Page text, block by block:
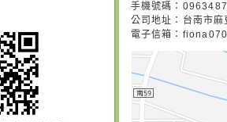
手機號碼：
公司地址： 台南市
電子信箱：